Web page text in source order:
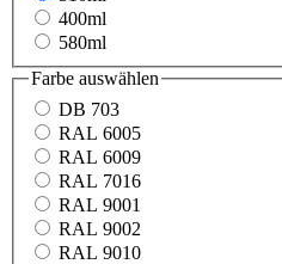
400ml
580ml
Farbe auswählen
DB 703
RAL 6005
RAL 6009
RAL 7016
RAL 9001
RAL 9002
RAL 9010